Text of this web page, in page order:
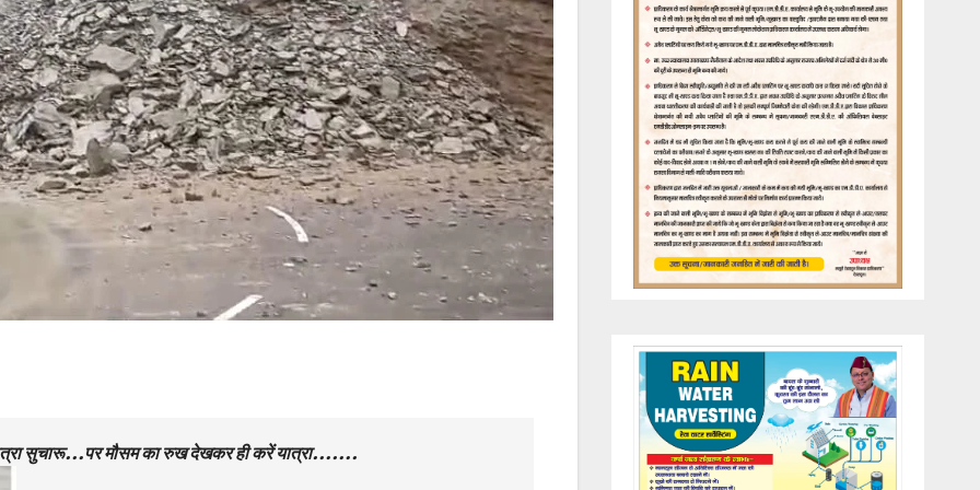
सुचारू…पर मौसम का रुख देखकर ही करें यात्रा…….